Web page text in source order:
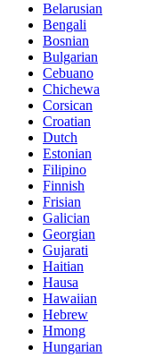
Belarusian
Bengali
Bosnian
Bulgarian
Cebuano
Chichewa
Corsican
Croatian
Dutch
Estonian
Filipino
Finnish
Frisian
Galician
Georgian
Gujarati
Haitian
Hausa
Hawaiian
Hebrew
Hmong
Hungarian